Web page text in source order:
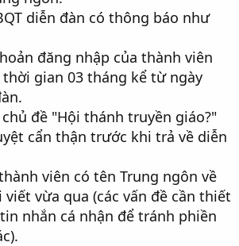
diễn đàn có thông báo như
đăng nhập của thành viên
gian 03 tháng kể từ ngày
đề "Hội thánh truyền giáo?"
cẩn thận trước khi trả về diễn
viên có tên Trung ngôn về
viết vừa qua (các vấn đề cần thiết
nhắn cá nhận để tránh phiền